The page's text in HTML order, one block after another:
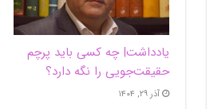
یادداشت| ‌چه کسی باید پرچم
حقیقت‌جویی را نگه دارد؟
آذر ۲۹, ۱۴۰۴